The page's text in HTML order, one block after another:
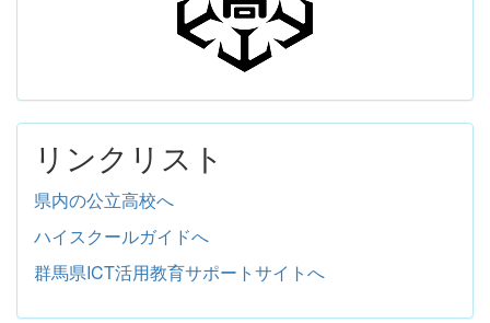
リンクリスト
県内の公立高校へ
ハイスクールガイドへ
群馬県ICT活用教育サポートサイトへ